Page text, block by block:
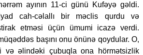
ayının 11-ci günü Kufəyə gəldi.
cah-cəlallı bir məclis qurdu və
etməsi üçün ümumi icazə verdi.
başını onu önünə qoydular. O,
və əlindəki çubuqla ona hörmətsizlik